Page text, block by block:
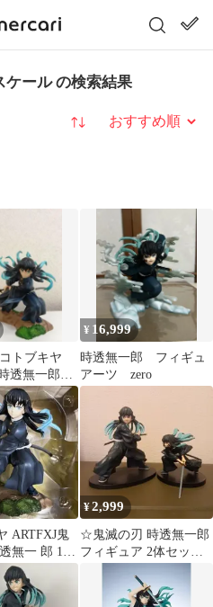
ケール の検索結果
並び替え
トブキヤ
透無一郎
装済み完成
¥ 16,999
時透無一郎 フィギュ
アーツ zero
ARTFXJ鬼
無一 郎 1/8
ギュア
¥2,999
☆鬼滅の刃 時透無一郎
フィギュア 2体セット